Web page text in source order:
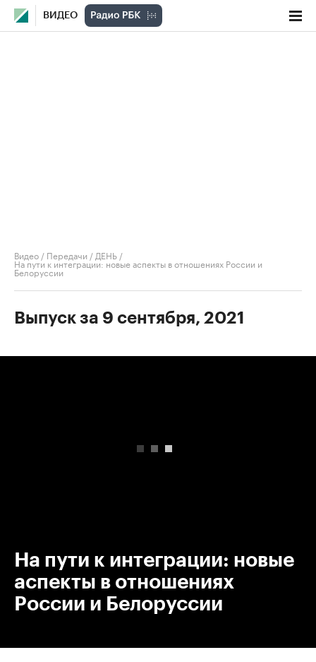
ВИДЕО
Видео / Передачи / ДЕНЬ /
На пути к интеграции: новые аспекты в отношениях России и
Белоруссии
Выпуск за 9 сентября, 2021
На пути к интеграции: новые
аспекты в отношениях
России и Белоруссии